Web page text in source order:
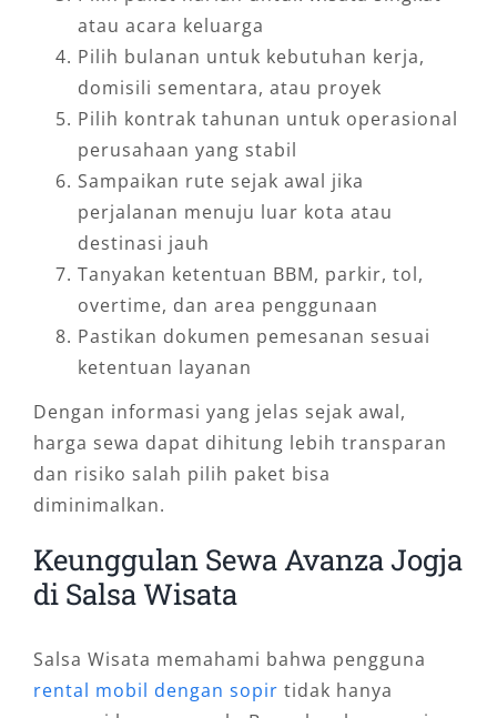
atau acara keluarga
Pilih bulanan untuk kebutuhan kerja,
domisili sementara, atau proyek
Pilih kontrak tahunan untuk operasional
perusahaan yang stabil
Sampaikan rute sejak awal jika
perjalanan menuju luar kota atau
destinasi jauh
Tanyakan ketentuan BBM, parkir, tol,
overtime, dan area penggunaan
Pastikan dokumen pemesanan sesuai
ketentuan layanan
Dengan informasi yang jelas sejak awal,
harga sewa dapat dihitung lebih transparan
dan risiko salah pilih paket bisa
diminimalkan.
Keunggulan Sewa Avanza Jogja
di Salsa Wisata
Salsa Wisata memahami bahwa pengguna
rental mobil dengan sopir tidak hanya